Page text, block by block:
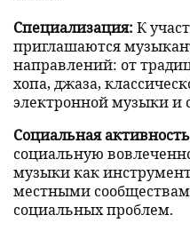
Cпециализация: К
приглашаются
направлений: от
хопа, джаза,
электронной музыки и
Социальная
социальную
музыки как
местными
социальных проблем.